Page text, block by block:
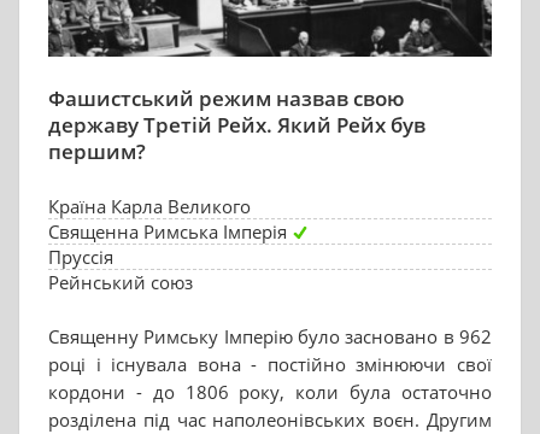
Фашистський режим назвав свою
державу Третій Рейх. Який Рейх був
першим?
Країна Карла Великого
Священна Римська Імперія
Пруссія
Рейнський союз
Священну Римську Імперію було засновано в 962
році і існувала вона - постійно змінюючи свої
кордони - до 1806 року, коли була остаточно
розділена під час наполеонівських воєн. Другим